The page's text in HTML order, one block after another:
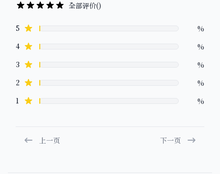
全部评价()
Review data
5star reviews
%
4star reviews
%
3 star reviews
%
2 star reviews
%
1 star reviews %
上一页 下一页